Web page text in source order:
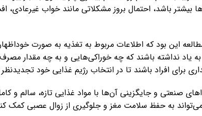
باشد، احتمال بروز مشکلاتی مانند خواب غیرعادی،
این بود که اطلاعات مربوط به تغذیه به صورت
نداشته باشند که چه خوراکی‌هایی و به چه مقدار مصرف
برای افراد باشند تا در انتخاب رژیم غذایی خود تجدیدنظر
صنعتی و جایگزینی آن‌ها با مواد غذایی تازه، سالم و
می‌تواند به حفظ سلامت مغز و جلوگیری از زوال عصبی کمک